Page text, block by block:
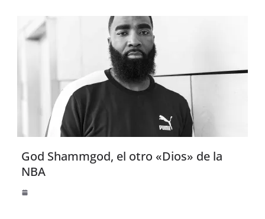
God Shammgod, el otro «Dios» de la
NBA